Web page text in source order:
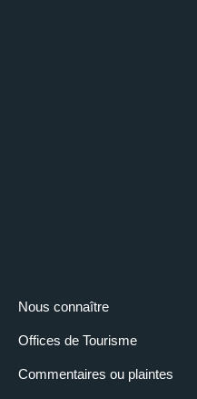
Nous connaître
Offices de Tourisme
Commentaires ou plaintes